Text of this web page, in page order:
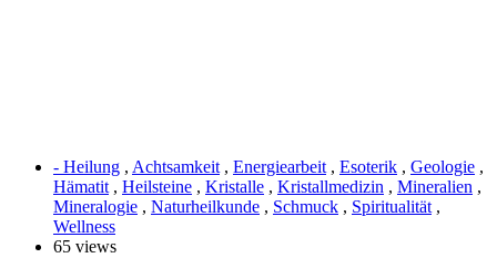
- Heilung , Achtsamkeit, Energiearbeit, Esoterik , Geologie ,
Hämatit, Heilsteine , Kristalle , Kristallmedizin , Mineralien ,
Mineralogie , Naturheilkunde , Schmuck , Spiritualität,
Wellness
65 views